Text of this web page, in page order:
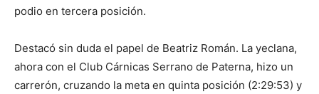
podio en tercera posición.
Destacó sin duda el papel de Beatriz Román. La yeclana,
ahora con el Club Cárnicas Serrano de Paterna, hizo un
carrerón, cruzando la meta en quinta posición (2:29:53) y